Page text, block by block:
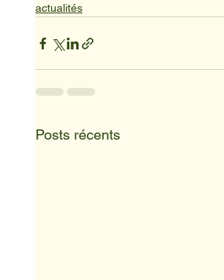
actualités
Posts récents